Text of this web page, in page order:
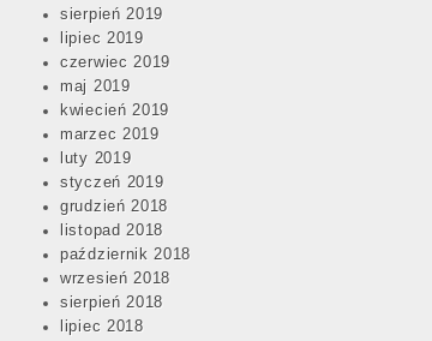
sierpień 2019
lipiec 2019
czerwiec 2019
maj 2019
kwiecień 2019
marzec 2019
luty 2019
styczeń 2019
grudzień 2018
listopad 2018
październik 2018
wrzesień 2018
sierpień 2018
lipiec 2018